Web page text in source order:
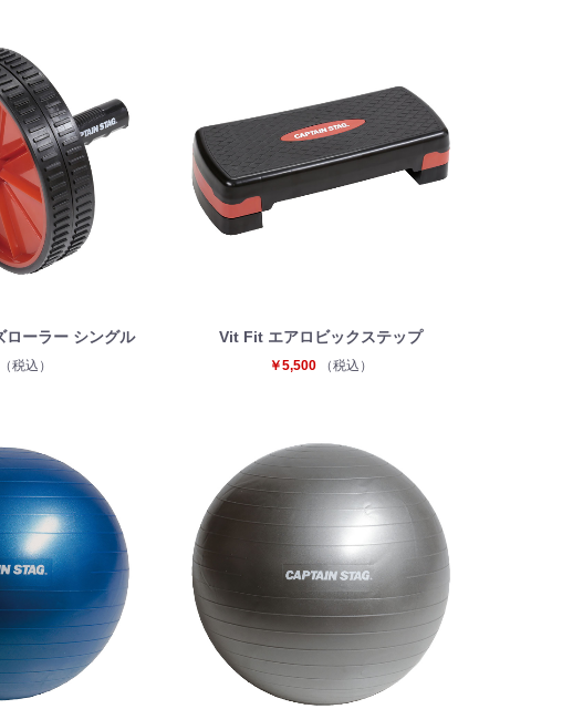
ーラー シングル
（税込）
Vit Fit エアロビックステップ
￥5,500 （税込）